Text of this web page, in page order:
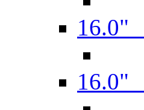
16.0"
16.0"